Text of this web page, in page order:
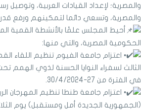
والمصرية؛ لإعداد القيادات العربية،
والمصرية، وتسعي دائما لتمكينهم ورفع
أحيط المجلس علمًا بالأنشطة القمية
الحكومية المصرية، والتي منها:
• اعتزام جامعة الفيوم تنظيم اللقاء
الثالث لسفراء النوايا الحسنة لذوي الهمم
في الفترة من 27-30/4/2024.
• اعتزام جامعة طنطا تنظيم المهرجان
(الجمهورية الجديدة أمل ومستقبل) يوم الثلاثاء